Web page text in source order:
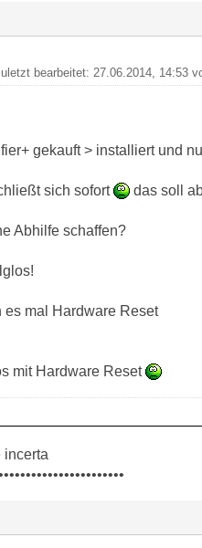
bearbeitet: 27.06.2014, 14:53
gekauft > installiert und
sich sofort das soll
Abhilfe schaffen?
es mal Hardware Reset
mit Hardware Reset
incerta